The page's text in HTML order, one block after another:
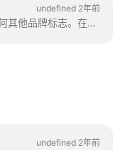
undefined 2年前
水印是在视频中显示的徽标或任何其他品牌标志。在水印的帮助下，您可以将您的视频品牌化。
undefined 2年前